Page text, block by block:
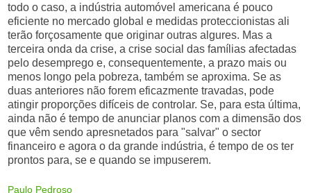
todo o caso, a indústria automóvel americana é pouco
eficiente no mercado global e medidas proteccionistas ali
terão forçosamente que originar outras algures. Mas a
terceira onda da crise, a crise social das famílias afectadas
pelo desemprego e, consequentemente, a prazo mais ou
menos longo pela pobreza, também se aproxima. Se as
duas anteriores não forem eficazmente travadas, pode
atingir proporções difíceis de controlar. Se, para esta última,
ainda não é tempo de anunciar planos com a dimensão dos
que vêm sendo apresnetados para "salvar" o sector
financeiro e agora o da grande indústria, é tempo de os ter
prontos para, se e quando se impuserem.
Paulo Pedroso